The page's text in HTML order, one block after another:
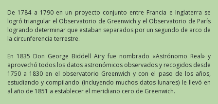
De 1784 a 1790 en un proyecto conjunto entre Francia e Inglaterra se
logró triangular el Observatorio de Greenwich y el Observatorio de París
logrando determinar que estaban separados por un segundo de arco de
la circunferencia terrestre.
En 1835 Don George Biddell Airy fue nombrado «Astrónomo Real» y
aprovechó todos los datos astronómicos observados y recogidos desde
1750 a 1830 en el observatorio Greenwich y con el paso de los años,
estudiando y compilando (incluyendo muchos datos lunares) le llevó en
al año de 1851 a establecer el meridiano cero de Greenwich.